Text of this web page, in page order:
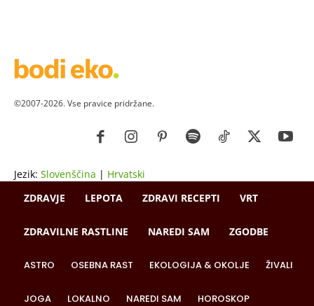
©2007-2026. Vse pravice pridržane.
Jezik: Slovenščina | Hrvatski
ZDRAVJE
LEPOTA ZDRAVI RECEPTI VRT
ZDRAVILNE RASTLINE NAREDI SAM ZGODBE
ASTRO OSEBNA RAST EKOLOGIJA & OKOLJE ŽIVALI
JOGA LOKALNO NAREDI SAM HOROSKOP